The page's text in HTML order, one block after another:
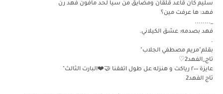
سليم كان قاعد قلقان ومضايق من سيا لحد مافون فهد رن
فهد: ها عرفت مين؟
_........
فهد بصدمه: عشق الكيلاني.
.
بقلم"مريم مصطفي الجلاب"
تاج_الفهد2♡
عايزة ٢٠٠٠ رياكت و هنزله عل طول اتفقنا 🤝❤️البارت الثالث"
تاج الفهد2